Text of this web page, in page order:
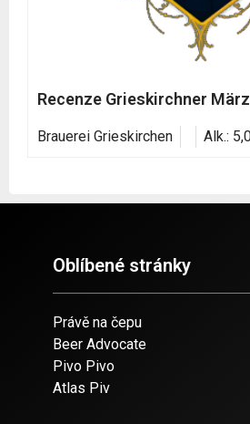
Recenze Grieskirchner
Brauerei Grieskirchen Alk.:
Oblíbené stránky
Právě na čepu
Beer Advocate
Pivo Pivo
Atlas Piv